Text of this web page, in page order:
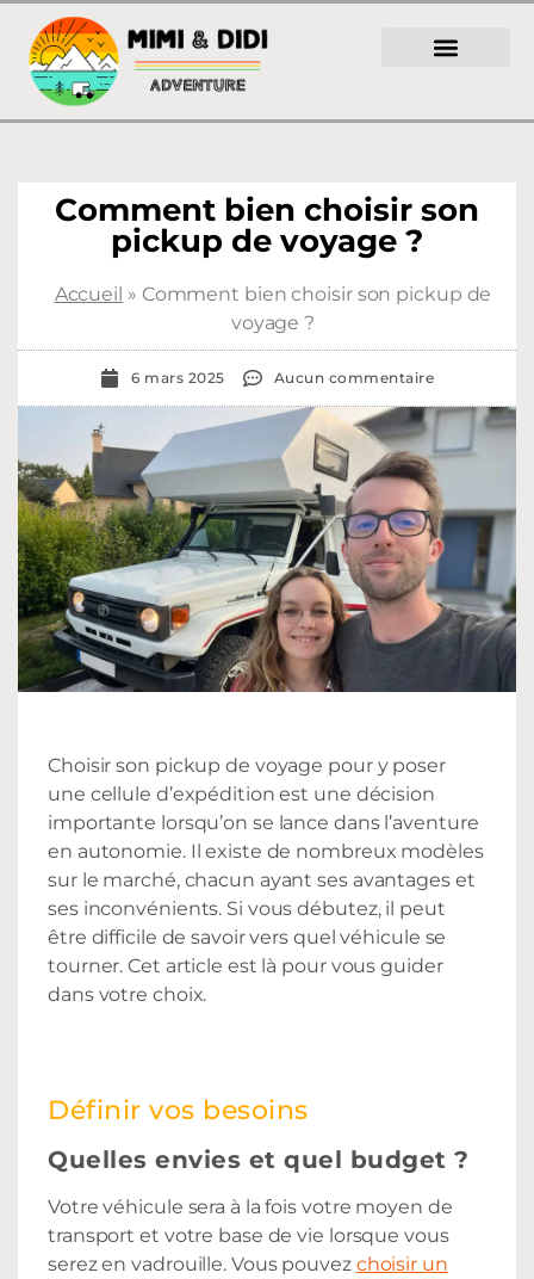
Comment bien choisir son
pickup de voyage ?
Accueil » Comment bien choisir son pickup de
voyage ?
6 mars 2025 Aucun commentaire
Choisir son pickup de voyage pour y poser
une cellule d’expédition est une décision
importante lorsqu’on se lance dans l’aventure
en autonomie. Il existe de nombreux modèles
sur le marché, chacun ayant ses avantages et
ses inconvénients. Si vous débutez, il peut
être difficile de savoir vers quel véhicule se
tourner. Cet article est là pour vous guider
dans votre choix.
Définir vos besoins
Quelles envies et quel budget ?
Votre véhicule sera à la fois votre moyen de
transport et votre base de vie lorsque vous
serez en vadrouille. Vous pouvez choisir un